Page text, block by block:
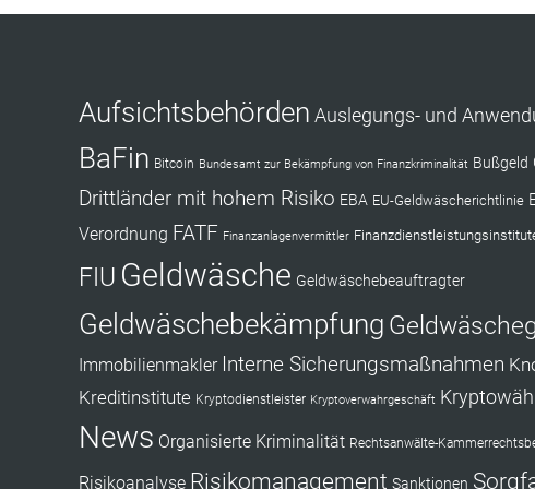
Aufsichtsbehörden Auslegungs- und
BaFin Bitcoin Bundesamt zur Bekämpfung von Finanzkriminalität Bußgeld
Drittländer mit hohem Risiko EBA EU-Geldwäscherichtlinie
Verordnung FATF Finanzanlagenvermittler
FIU Geldwäsche Geldwäschebeauftragter
Geldwäschebekämpfung
Immobilienmakler Interne Sicherungsmaßnahmen
Kreditinstitute Kryptodienstleister Kryptoverwahrgeschäft
News Organisierte Kriminalität Rechtsanwälte-
Risikoanalyse Risikomanagement Sanktionen